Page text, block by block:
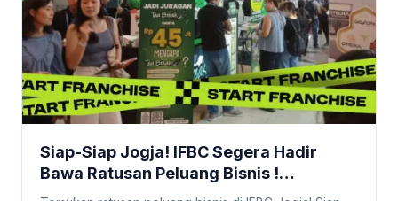
Siap-Siap Jogja! IFBC Segera Hadir
Bawa Ratusan Peluang Bisnis !
#StartFranchise